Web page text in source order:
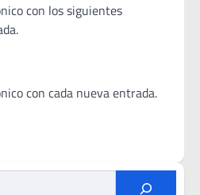
con los siguientes
con cada nueva entrada.